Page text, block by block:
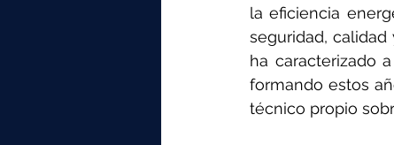
la eficiencia
seguridad,
ha caracterizado
formando estos
técnico propio